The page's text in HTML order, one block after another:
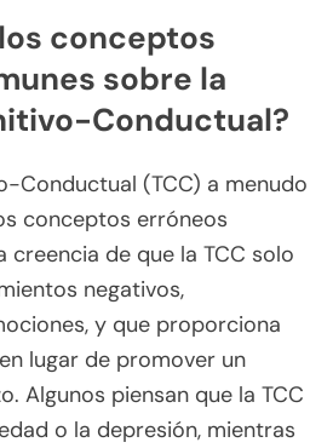
conceptos
sobre la
Conductual?
Conductual (TCC) a menudo
conceptos erróneos
creencia de que la TCC solo
negativos,
y que proporciona
lugar de promover un
Algunos piensan que la TCC
o la depresión, mientras